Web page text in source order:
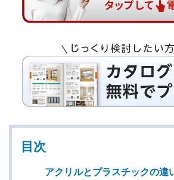
目次
アクリルとプラスチックの違